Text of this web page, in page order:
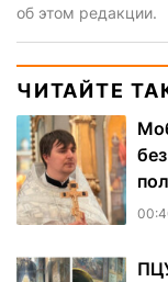
об этом редакции.
ЧИТАЙТЕ